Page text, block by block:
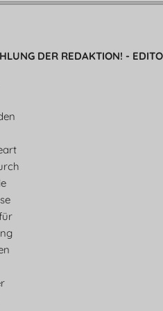
DER REDAKTION! -